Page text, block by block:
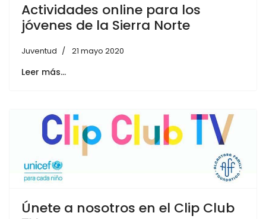
Actividades online para los
jóvenes de la Sierra Norte
Juventud 21 mayo 2020
Leer más…
Únete a nosotros en el Clip Club